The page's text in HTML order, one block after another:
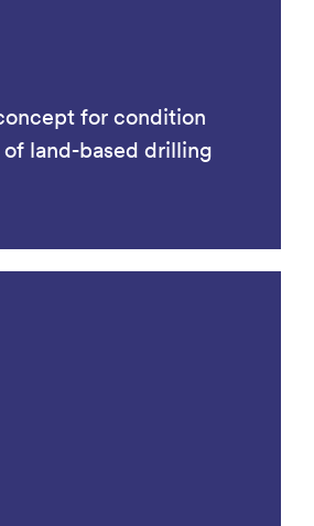
for condition
land-based drilling